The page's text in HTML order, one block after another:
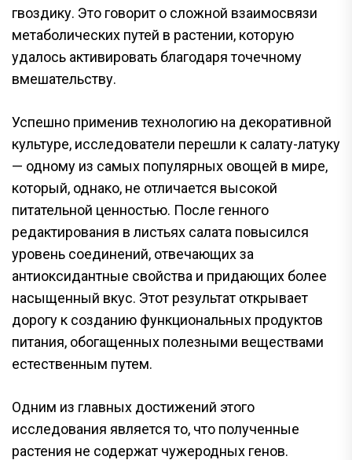
гвоздику. Это говорит о сложной взаимосвязи
метаболических путей в растении, которую
удалось активировать благодаря точечному
вмешательству.
Успешно применив технологию на декоративной
культуре, исследователи перешли к салату-латуку
— одному из самых популярных овощей в мире,
который, однако, не отличается высокой
питательной ценностью. После генного
редактирования в листьях салата повысился
уровень соединений, отвечающих за
антиоксидантные свойства и придающих более
насыщенный вкус. Этот результат открывает
дорогу к созданию функциональных продуктов
питания, обогащенных полезными веществами
естественным путем.
Одним из главных достижений этого
исследования является то, что полученные
растения не содержат чужеродных генов.